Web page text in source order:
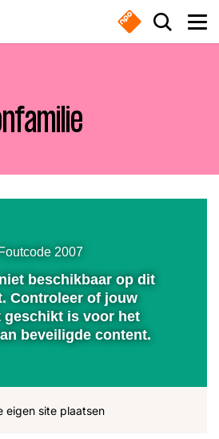
gaan
ZoekMenu
series
lid
je naar op zoek?
Zoeken
gezocht
Deedry
Nieuwsbrief
Afspelen
2007
beschikbaar op dit
Controleer of jouw
geschikt is voor het
beveiligde content.
eigen site plaatsen